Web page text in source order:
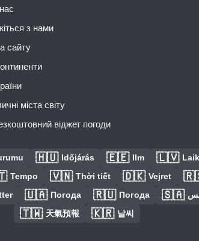
з нами
сайту
міста світу
віджет погоди
🇭🇺 Időjárás 🇪🇪 Ilm 🇱🇻
Tempo 🇻🇳 Thời tiết 🇩🇰 Vejret
🇺🇦 Погода 🇷🇺 Погода 🇸🇦
🇹🇼 天氣預報 🇰🇷 날씨